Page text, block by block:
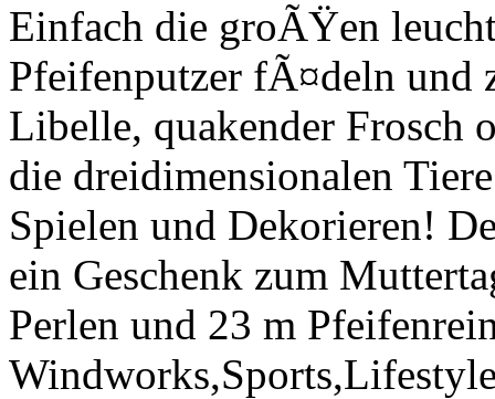
Einfach die groÃŸen
Pfeifenputzer fÃ¤deln und
Libelle, quakender Frosch
die dreidimensionalen
Spielen und Dekorieren!
ein Geschenk zum
Perlen und 23 m